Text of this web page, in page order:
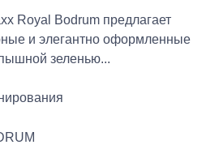
Royal Bodrum предлагает
и элегантно оформленные
зеленью...